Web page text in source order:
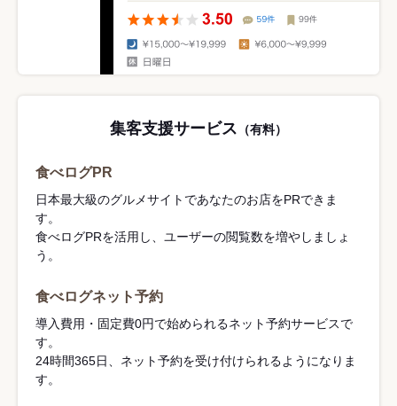
集客支援サービス （有料）
食べログPR
日本最大級のグルメサイトであなたのお店をPRできま
す。
食べログPRを活用し、ユーザーの閲覧数を増やしましょ
う。
食べログネット予約
導入費用・固定費0円で始められるネット予約サービスで
す。
24時間365日、ネット予約を受け付けられるようになりま
す。